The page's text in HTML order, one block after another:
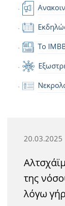
Το
20.03.2025
της
λόγω